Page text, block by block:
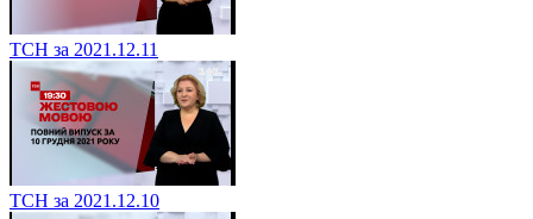
ТСН за 2021.12.11
ТСН за 2021.12.10